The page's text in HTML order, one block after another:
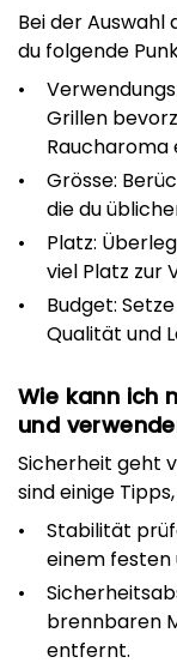
Bei der
du folgende
Grillen
Grösse:
die du
Platz:
viel Platz zur
Budget:
Qualität und
Wie kann ich
und
Sicherheit geht
sind einige
Stabilität
einem festen
brennbaren
entfernt.